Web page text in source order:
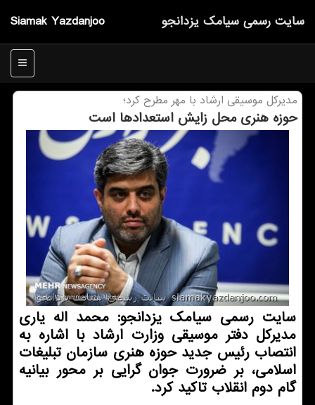
Siamak Yazdanjoo سایت رسمی سیامك یزدانجو
منو
مدیركل موسیقی ارشاد با مهر مطرح كرد؛
حوزه هنری محل زایش استعدادها است
سایت رسمی سیامك یزدانجو: محمد اله یاری
مدیركل دفتر موسیقی وزارت ارشاد با اشاره به
انتصاب رئیس جدید حوزه هنری سازمان تبلیغات
اسلامی، بر ضرورت جوان گرایی بر محور بیانیه
گام دوم انقلاب تاكید كرد.